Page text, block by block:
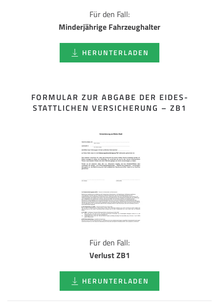
Für den Fall:
Minderjährige Fahrzeughalter
HERUNTERLADEN
FORMULAR ZUR ABGABE DER EIDES­
STATTLICHEN VERSICHERUNG – ZB1
Für den Fall:
Verlust ZB1
HERUNTERLADEN